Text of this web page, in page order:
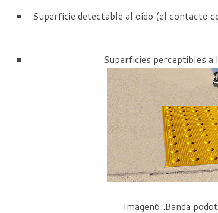
Superficie detectable al oído (el contacto
Superficies perceptibles a
Imagen6:.Banda